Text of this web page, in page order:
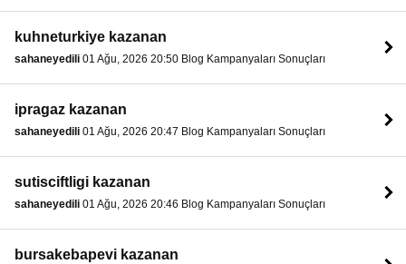
kuhneturkiye kazanan
sahaneyedili 01 Ağu, 2026 20:50 Blog Kampanyaları Sonuçları
ipragaz kazanan
sahaneyedili 01 Ağu, 2026 20:47 Blog Kampanyaları Sonuçları
sutisciftligi kazanan
sahaneyedili 01 Ağu, 2026 20:46 Blog Kampanyaları Sonuçları
bursakebapevi kazanan